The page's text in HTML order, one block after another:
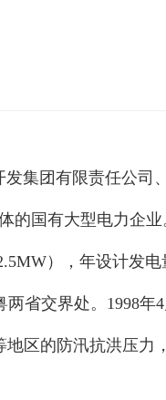
集团有限责任公司
的国有大型电力企
），年设计发电
省交界处。1998年
区的防汛抗洪压力